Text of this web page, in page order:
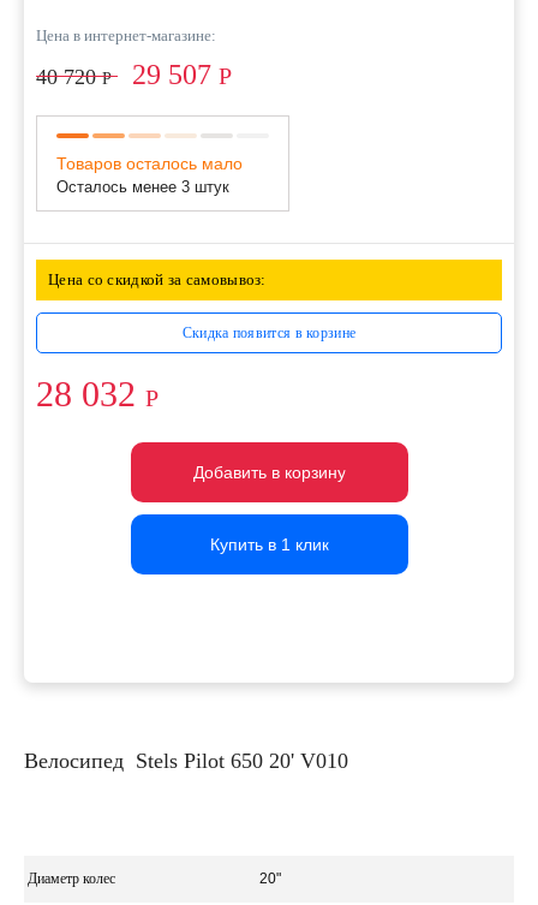
Цена в интернет-магазине:
40 720Р 29 507 Р
Товаров осталось мало
Осталось менее 3 штук
Цена со скидкой за самовывоз:
Скидка появится в корзине
28 032 Р
Добавить в корзину
Добавить в корзину
Добавить в корзину
Купить в 1 клик
Купить в 1 клик
Купить в 1 клик
Велосипед Stels Pilot 650 20' V010
Диаметр колес 20"